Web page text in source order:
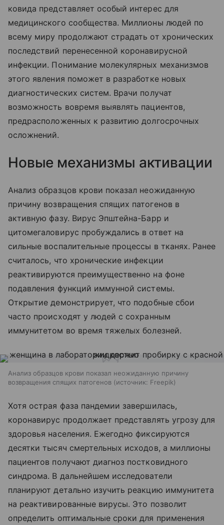
ковида представляет особый интерес для
медицинского сообщества. Миллионы людей по
всему миру продолжают страдать от хронических
последствий перенесенной коронавирусной
инфекции. Понимание молекулярных механизмов
этого явления поможет в разработке новых
диагностических систем. Врачи получат
возможность вовремя выявлять пациентов,
предрасположенных к развитию долгосрочных
осложнений.
Новые механизмы активации
Анализ образцов крови показал неожиданную
причину возвращения спящих патогенов в
активную фазу. Вирус Эпштейна-Барр и
цитомегаловирус пробуждались в ответ на
сильные воспалительные процессы в тканях. Ранее
считалось, что хронические инфекции
реактивируются преимущественно на фоне
подавления функций иммунной системы.
Открытие демонстрирует, что подобные сбои
часто происходят у людей с сохранным
иммунитетом во время тяжелых болезней.
Анализ образцов крови показал неожиданную причину
возвращения спящих патогенов
источник: Freepik
Хотя острая фаза пандемии завершилась,
коронавирус продолжает представлять угрозу для
здоровья населения. Ежегодно фиксируются
десятки тысяч смертельных исходов, а миллионы
пациентов получают диагноз постковидного
синдрома. В дальнейшем исследователи
планируют детально изучить реакцию иммунитета
на реактивированные вирусы. Это позволит
определить оптимальные сроки для применения